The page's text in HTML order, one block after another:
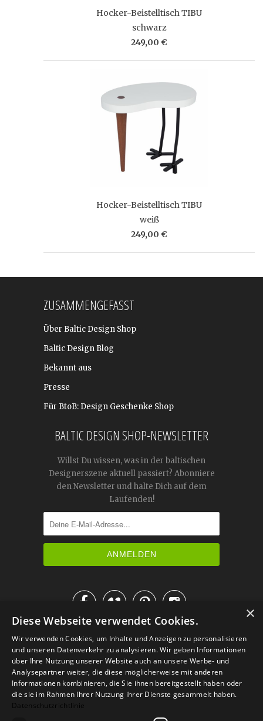
Hocker-Beistelltisch TIBU
schwarz
249,00 €
Hocker-Beistelltisch TIBU
weiß
249,00 €
ZUSAMMENGEFASST
Über Baltic Design Shop
Baltic Design Blog
Bekannt aus
Presse
Für BtoB: Design Geschenke Shop
BALTIC DESIGN SHOP-NEWSLETTER
Willst Du wissen, was in der baltischen
Designerszene aktuell passiert? Abonniere
den Newsletter und halte Dich auf dem
Laufenden!

IM KATALOG BLÄTTERN
×
Diese Webseite verwendet Cookies.
Wir verwenden Cookies, um Inhalte und Anzeigen zu personalisieren
und unseren Datenverkehr zu analysieren. Wir geben Informationen
über Ihre Nutzung unserer Website auch an unsere Werbe- und
Analysepartner weiter, die diese möglicherweise mit anderen
Informationen kombinieren, die Sie ihnen bereitgestellt haben oder
die sie im Rahmen Ihrer Nutzung ihrer Dienste gesammelt haben.
Datenschutzrichtlinie